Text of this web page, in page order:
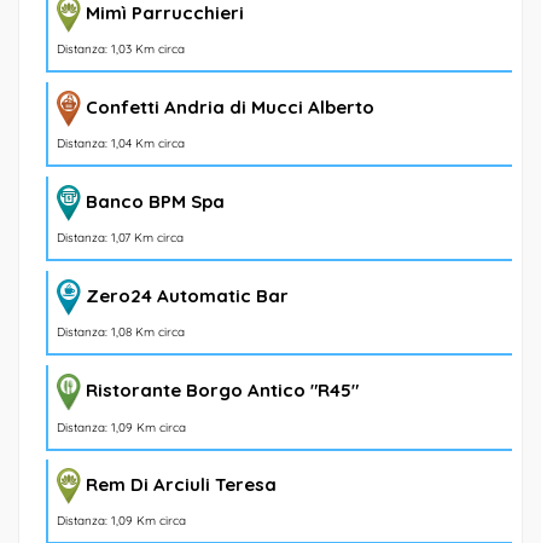
Mimì Parrucchieri
Distanza: 1,03 Km circa
Confetti Andria di Mucci Alberto
Distanza: 1,04 Km circa
Banco BPM Spa
Distanza: 1,07 Km circa
Zero24 Automatic Bar
Distanza: 1,08 Km circa
Ristorante Borgo Antico "R45"
Distanza: 1,09 Km circa
Rem Di Arciuli Teresa
Distanza: 1,09 Km circa